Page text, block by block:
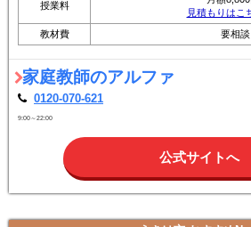
要相談
家庭教師のアルファ
0120-070-621
9:00～22:00
公式サイトへ